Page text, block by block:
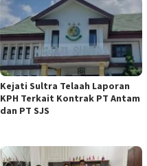
Kejati Sultra Telaah Laporan
KPH Terkait Kontrak PT Antam
dan PT SJS